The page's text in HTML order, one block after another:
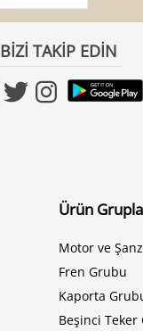
BİZİ TAKİP EDİN
Ürün
Motor ve
Fren Grubu
Kaporta
Beşinci Teker